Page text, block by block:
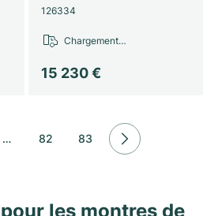
126334
15 230 €
Chargement…
… 82 83
les montres de